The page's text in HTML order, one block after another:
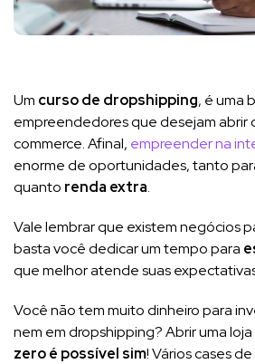
Um curso de dropshipping, é uma
empreendedores que desejam abrir
commerce. Afinal, empreender na
enorme de oportunidades, tanto
quanto renda extra.
Vale lembrar que existem negócios
basta você dedicar um tempo para
que melhor atende suas
Você não tem muito dinheiro para
nem em dropshipping? Abrir uma
zero é possível sim! Vários cases